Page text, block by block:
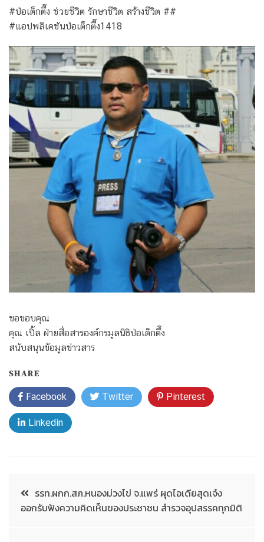
#ป่อเต็กตึ๊ง ช่วยชีวิต รักษาชีวิต สร้างชีวิต ##
#แอปพลิเคชันป่อเต็กตึ๊ง1418
ขอขอบคุณ
คุณ เปิ้ล ฝ่ายสื่อสารองค์กรมูลนิธิป่อเต็กตึ๊ง
สนับสนุนข้อมูลข่าวสาร
SHARE
Facebook Twitter Pinterest
Linkedin
รรท.ผกก.สภ.หนองม่วงไข่ จ.แพร่ ผุดไอเดียสุดเจ๋ง
ออกรับฟังความคิดเห็นของประชาชน สำรวจอุปสรรคทุกมิติ